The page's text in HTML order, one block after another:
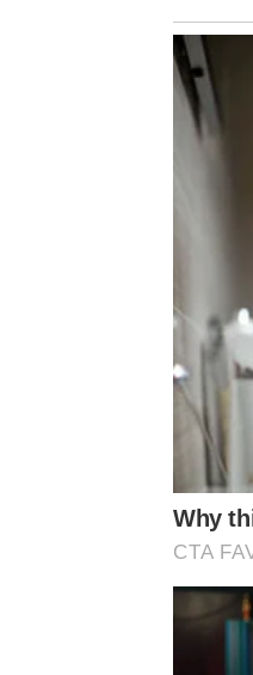
ตลอดช่วงรัชสมัย
เห็นด้วยตาตัวเอง
กันอีกครั้ง ไม่ว่า
แค่ไหน ห้ามพลาด
Why
CTA